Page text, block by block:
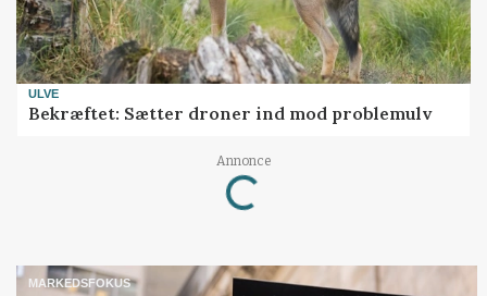
ULVE
Bekræftet: Sætter droner ind mod problemulv
Annonce
Loading...
MARKEDSFOKUS